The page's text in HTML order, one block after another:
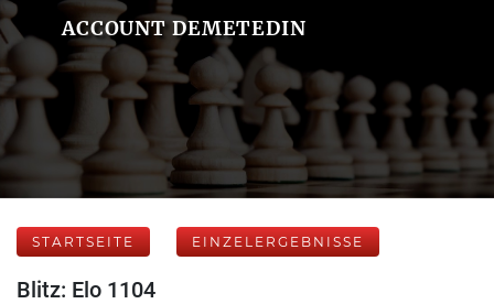
ACCOUNT DEMETEDIN
STARTSEITE EINZELERGEBNISSE
Blitz: Elo 1104